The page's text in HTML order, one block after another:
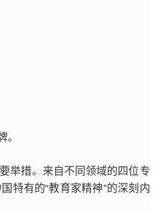
举措。来自不同领域的四位专
特有的“教育家精神”的深刻内